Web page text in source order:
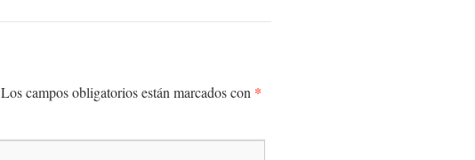
Los campos obligatorios están marcados con *